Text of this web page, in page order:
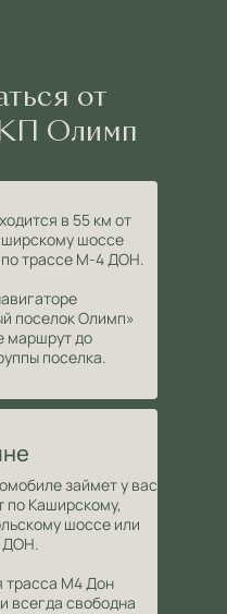
займет у вас
по Каширскому,
шоссе или
ДОН.
трасса М4 Дон
всегда свободна
в 55 км от
шоссе
по трассе М-4 ДОН.
поселок Олимп»
маршрут до
поселка.
от
Олимп